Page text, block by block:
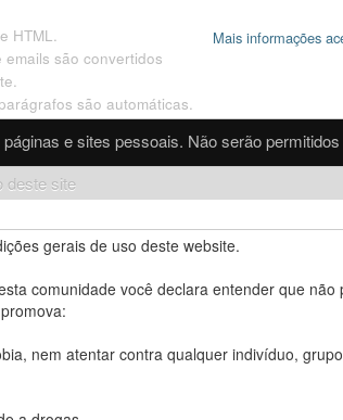
Mais informações
HTML.
são convertidos
são automáticas.
e sites pessoais. Não serão
deste site